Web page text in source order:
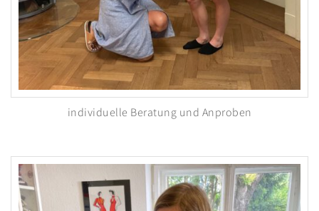
individuelle Beratung und Anproben